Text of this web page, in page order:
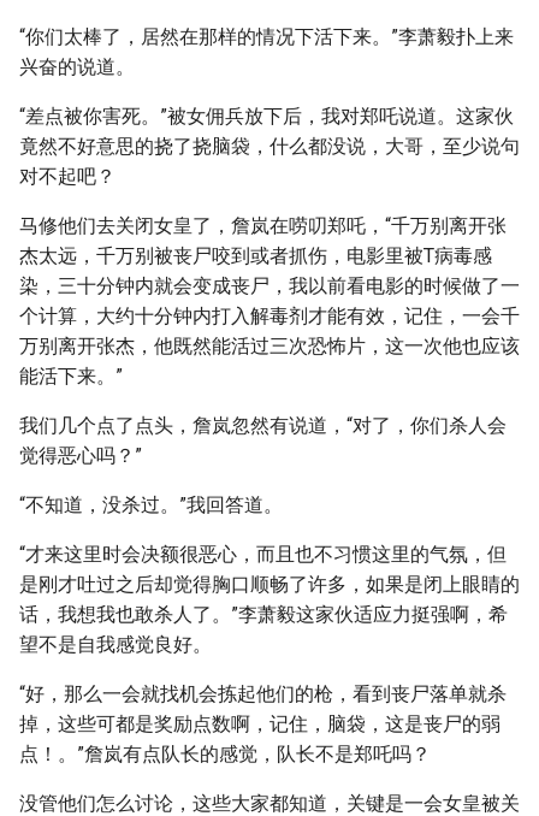
“你们太棒了，居然在那样的情况下活下来。”李萧毅扑上来
兴奋的说道。
“差点被你害死。”被女佣兵放下后，我对郑吒说道。这家伙
竟然不好意思的挠了挠脑袋，什么都没说，大哥，至少说句
对不起吧？
马修他们去关闭女皇了，詹岚在唠叨郑吒，“千万别离开张
杰太远，千万别被丧尸咬到或者抓伤，电影里被T病毒感
染，三十分钟内就会变成丧尸，我以前看电影的时候做了一
个计算，大约十分钟内打入解毒剂才能有效，记住，一会千
万别离开张杰，他既然能活过三次恐怖片，这一次他也应该
能活下来。”
我们几个点了点头，詹岚忽然有说道，“对了，你们杀人会
觉得恶心吗？”
“不知道，没杀过。”我回答道。
“才来这里时会决额很恶心，而且也不习惯这里的气氛，但
是刚才吐过之后却觉得胸口顺畅了许多，如果是闭上眼睛的
话，我想我也敢杀人了。”李萧毅这家伙适应力挺强啊，希
望不是自我感觉良好。
“好，那么一会就找机会拣起他们的枪，看到丧尸落单就杀
掉，这些可都是奖励点数啊，记住，脑袋，这是丧尸的弱
点！。”詹岚有点队长的感觉，队长不是郑吒吗？
没管他们怎么讨论，这些大家都知道，关键是一会女皇被关